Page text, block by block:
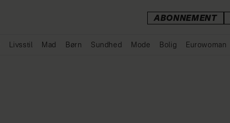
ABONNEMENT
Livsstil Mad Børn Sundhed Mode Bolig Eurowoman